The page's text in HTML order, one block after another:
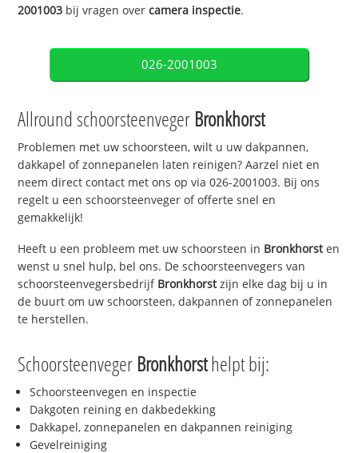
2001003 bij vragen overcamera inspectie.
026-2001003
Allround schoorsteenveger Bronkhorst
Problemen met uw schoorsteen, wilt u uw dakpannen,
dakkapel of zonnepanelen laten reinigen? Aarzel niet en
neem direct contact met ons op via 026-2001003. Bij ons
regelt u een schoorsteenveger of offerte snel en
gemakkelijk!
Heeft u een probleem met uw schoorsteen in Bronkhorsten
wenst u snel hulp, bel ons. De schoorsteenvegers van
schoorsteenvegersbedrijf Bronkhorstzijn elke dag bij u in
de buurt om uw schoorsteen, dakpannen of zonnepanelen
te herstellen.
Schoorsteenveger Bronkhorsthelpt bij:
Schoorsteenvegen en inspectie
Dakgoten reining en dakbedekking
Dakkapel, zonnepanelen en dakpannen reiniging
Gevelreiniging